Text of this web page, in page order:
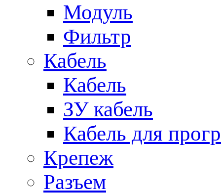
Модуль
Фильтр
Кабель
Кабель
ЗУ кабель
Кабель для
Крепеж
Разъем